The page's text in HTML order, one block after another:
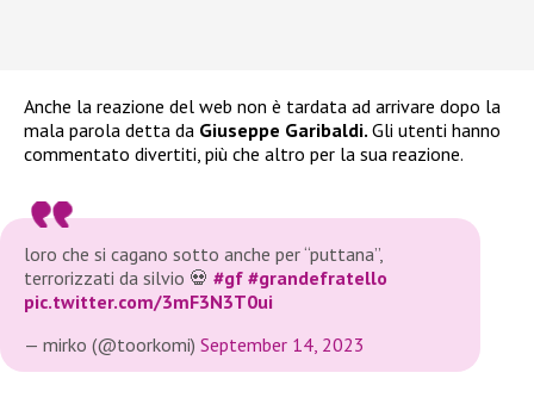
Anche la reazione del web non è tardata ad arrivare dopo la
mala parola detta da Giuseppe Garibaldi. Gli utenti hanno
commentato divertiti, più che altro per la sua reazione.
loro che si cagano sotto anche per “puttana”,
terrorizzati da silvio 💀 #gf #grandefratello
pic.twitter.com/3mF3N3T0ui
— mirko (@toorkomi) September 14, 2023